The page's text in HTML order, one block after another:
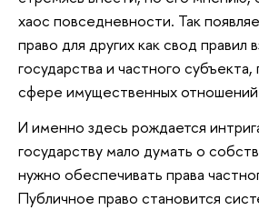
хаос повседневности. Так
право для других как свод правил
государства и частного
сфере имущественных
И именно здесь рождается
государству мало думать о
нужно обеспечивать права
Публичное право становится